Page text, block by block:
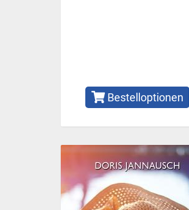
Bestelloptionen